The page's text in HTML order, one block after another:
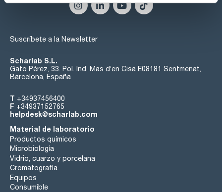
Suscríbete a la Newsletter
Scharlab S.L.
Gato Pérez, 33. Pol. Ind. Mas d’en Cisa E08181 Sentmenat,
Barcelona, España
T +34937456400
F +34937152765
helpdesk@scharlab.com
Material de laboratorio
Productos químicos
Microbiología
Vidrio, cuarzo y porcelana
Cromatografía
Equipos
Consumible